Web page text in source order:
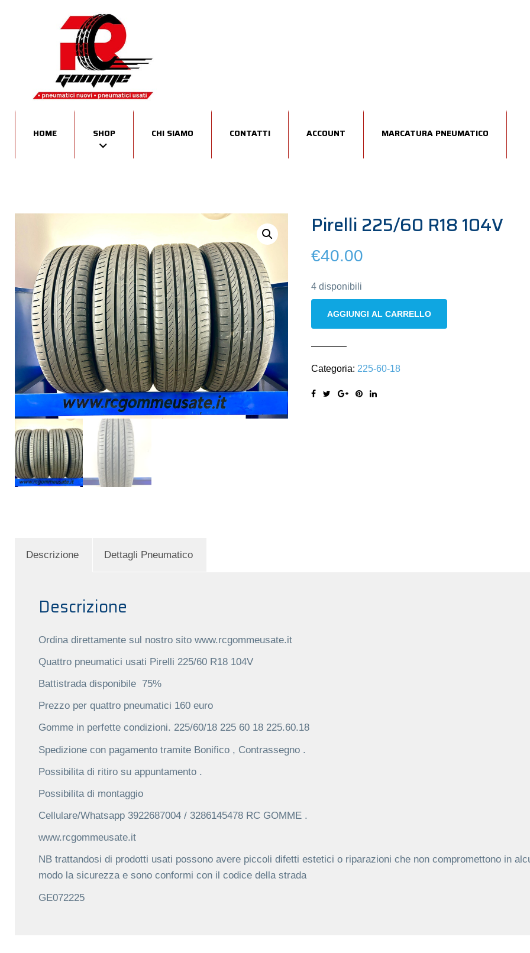
HOME SHOP CHI SIAMO CONTATTI ACCOUNT MARCATURA PNEUMATICO
Pirelli 225/60 R18 104V
€40.00
4 disponibili
quantità
AGGIUNGI AL CARRELLO
Categoria: 225-60-18
Descrizione Dettagli Pneumatico
Descrizione
Ordina direttamente sul nostro sito www.rcgommeusate.it
Quattro pneumatici usati Pirelli 225/60 R18 104V
Battistrada disponibile 75%
Prezzo per quattro pneumatici 160 euro
Gomme in perfette condizioni. 225/60/18 225 60 18 225.60.18
Spedizione con pagamento tramite Bonifico , Contrassegno .
Possibilita di ritiro su appuntamento .
Possibilita di montaggio
Cellulare/Whatsapp 3922687004 / 3286145478 RC GOMME .
www.rcgommeusate.it
NB trattandosi di prodotti usati possono avere piccoli difetti estetici o riparazioni che non compromettono in
modo la sicurezza e sono conformi con il codice della strada
GE072225